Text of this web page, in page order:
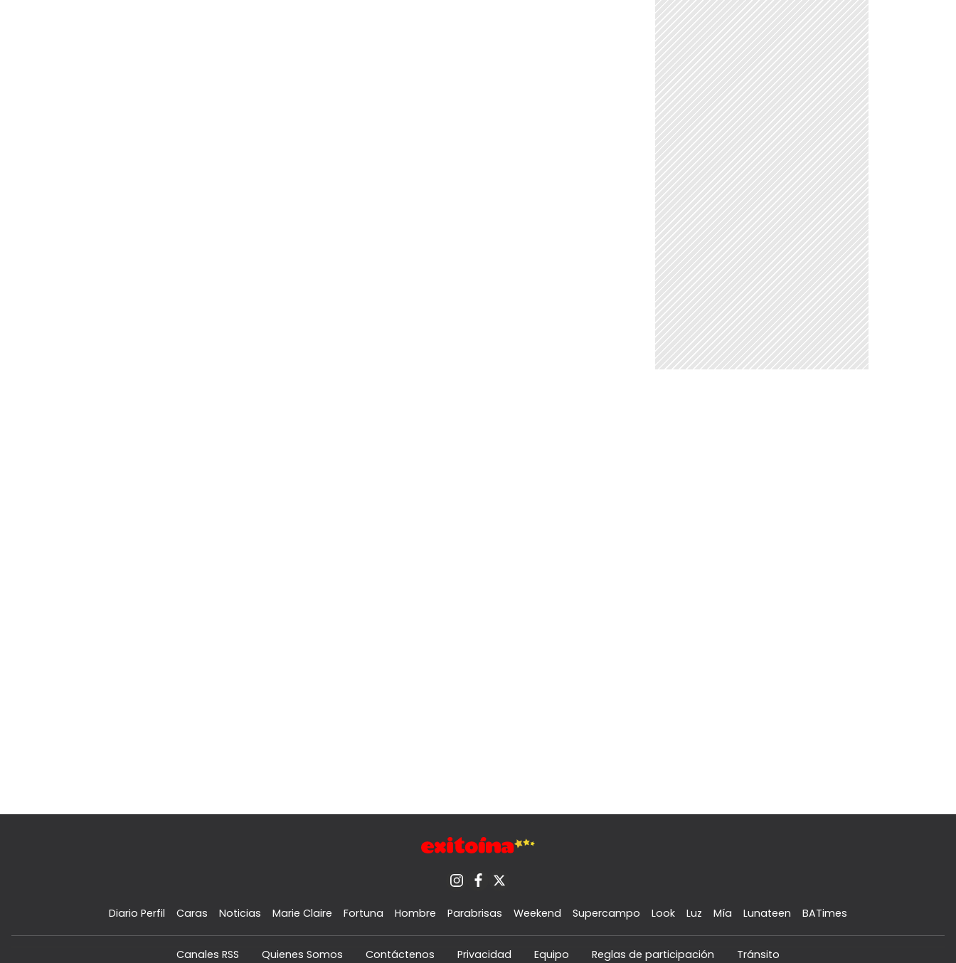
Diario Perfil Caras Noticias Marie Claire Fortuna Hombre Parabrisas Weekend Supercampo Look Luz Mía Lunateen BATimes
Canales RSS Quienes Somos Contáctenos Privacidad Equipo Reglas de participación Tránsito